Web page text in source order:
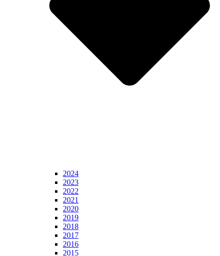
2024
2023
2022
2021
2020
2019
2018
2017
2016
2015